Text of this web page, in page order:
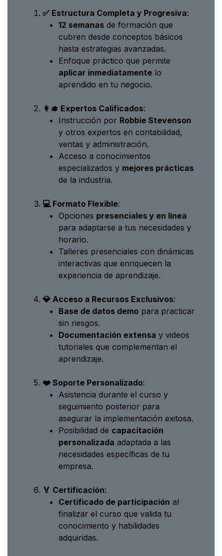
✅ Estructura Completa y Progresiva:
12 semanas de formación que
cubren desde conceptos básicos
hasta estrategias avanzadas.
Enfoque práctico que permite
aplicar inmediatamente lo
aprendido en tu negocio.
👩‍🎓 Expertos Calificados:
Instrucción por Robbie Stevenson
y otros expertos en contabilidad,
ventas y administración.
Acceso a conocimientos
especializados y mejores prácticas
de la industria.
💻 Formato Flexible:
Opciones presenciales y en línea
para adaptarse a tus necesidades y
horario.
Talleres presenciales con dinámicas
interactivas que enriquecen la
experiencia de aprendizaje.
💎 Acceso a Recursos Exclusivos:
Base de datos demo para practicar
sin riesgos.
Documentación extensa y videos
tutoriales que complementan el
aprendizaje.
❤️ Soporte Personalizado:
Asistencia durante el curso y
seguimiento posterior para
asegurar la implementación exitosa.
Posibilidad de capacitación
personalizada adaptada a las
necesidades específicas de tu
empresa.
🏅 Certificación:
Certificado de participación al
finalizar el curso que valida tu
conocimiento y habilidades
adquiridas.